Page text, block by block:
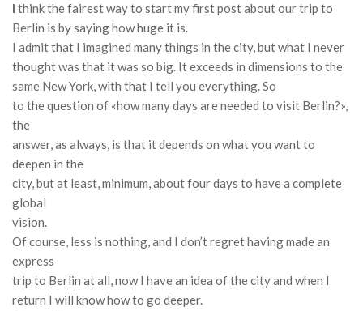
I think the fairest way to start my first post about our trip to
Berlin is by saying how huge it is.
I admit that I imagined many things in the city, but what I never
thought was that it was so big. It exceeds in dimensions to the
same New York, with that I tell you everything.So
to the question of «how many days are needed to visit Berlin?»,
the
answer, as always, is that it depends on what you want to
deepen in the
city, but at least, minimum, about four days to have a complete
global
vision.
Of course, less is nothing, and I don’t regret having made an
express
trip to Berlin at all, now I have an idea of ​​the city and when I
return I will know how to go deeper.